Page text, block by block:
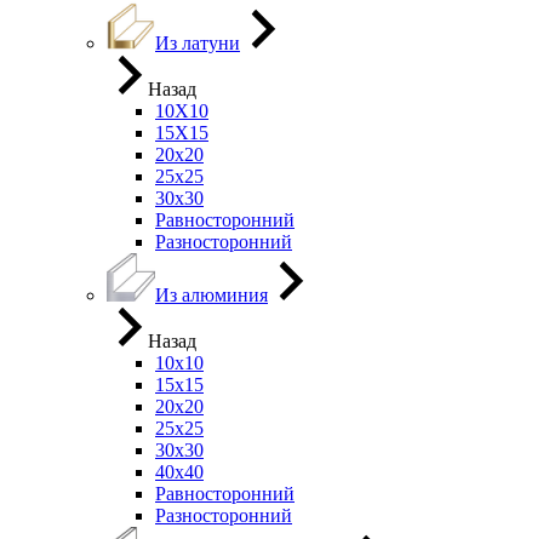
Из латуни
Назад
10Х10
15Х15
20х20
25х25
30х30
Равносторонний
Разносторонний
Из алюминия
Назад
10х10
15х15
20х20
25х25
30х30
40х40
Равносторонний
Разносторонний